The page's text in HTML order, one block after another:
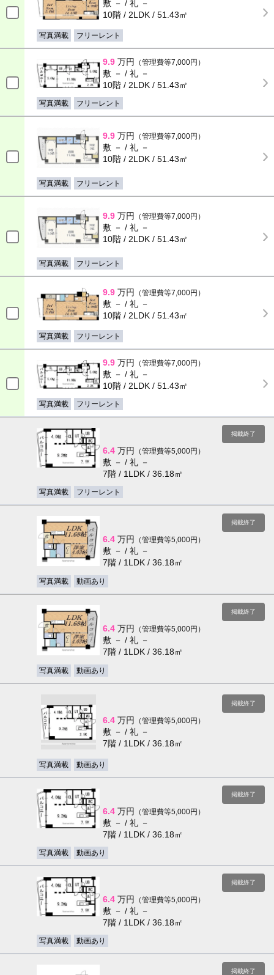
敷 － / 礼 －
10階 / 2LDK / 51.43㎡
写真満載 フリーレント
9.9 万円 （管理費等7,000円）
敷 － / 礼 －
10階 / 2LDK / 51.43㎡
写真満載 フリーレント
9.9 万円 （管理費等7,000円）
敷 － / 礼 －
10階 / 2LDK / 51.43㎡
写真満載 フリーレント
9.9 万円 （管理費等7,000円）
敷 － / 礼 －
10階 / 2LDK / 51.43㎡
写真満載 フリーレント
9.9 万円 （管理費等7,000円）
敷 － / 礼 －
10階 / 2LDK / 51.43㎡
写真満載 フリーレント
9.9 万円 （管理費等7,000円）
敷 － / 礼 －
10階 / 2LDK / 51.43㎡
写真満載 フリーレント
掲載終了
6.4 万円 （管理費等5,000円）
敷 － / 礼 －
7階 / 1LDK / 36.18㎡
写真満載 フリーレント
掲載終了
6.4 万円 （管理費等5,000円）
敷 － / 礼 －
7階 / 1LDK / 36.18㎡
写真満載 動画あり
掲載終了
6.4 万円 （管理費等5,000円）
敷 － / 礼 －
7階 / 1LDK / 36.18㎡
写真満載 動画あり
掲載終了
6.4 万円 （管理費等5,000円）
敷 － / 礼 －
7階 / 1LDK / 36.18㎡
写真満載 動画あり
掲載終了
6.4 万円 （管理費等5,000円）
敷 － / 礼 －
7階 / 1LDK / 36.18㎡
写真満載 動画あり
掲載終了
6.4 万円 （管理費等5,000円）
敷 － / 礼 －
7階 / 1LDK / 36.18㎡
写真満載 動画あり
掲載終了